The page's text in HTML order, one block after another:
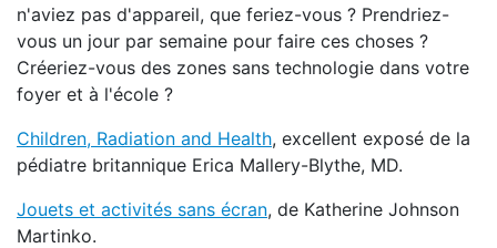
n'aviez pas d'appareil, que feriez-vous ? Prendriez-
vous un jour par semaine pour faire ces choses ?
Créeriez-vous des zones sans technologie dans votre
foyer et à l'école ?
Children, Radiation and Health, excellent exposé de la
pédiatre britannique Erica Mallery-Blythe, MD.
Jouets et activités sans écran, de Katherine Johnson
Martinko.